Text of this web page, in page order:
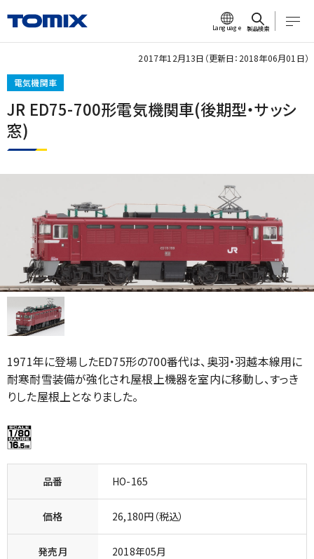
Language 製品検索
電気機関車
JR ED75-700形電気機関車(後期型・サッシ
窓)
2017年12月13日（更新日：2018年06月01日）
1971年に登場したED75形の700番代は、奥羽・羽越本線用に
耐寒耐雪装備が強化され屋根上機器を室内に移動し、すっき
りした屋根上となりました。
品番 HO-165
価格 26,180円（税込）
発売月 2018年05月